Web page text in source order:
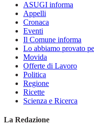
ASUGI informa
Appelli
Cronaca
Eventi
Il Comune informa
Lo abbiamo provato
Movida
Offerte di Lavoro
Politica
Regione
Ricette
Scienza e Ricerca
La Redazione